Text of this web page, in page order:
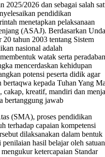
2025/2026 dan sebagai salah
pendidikan
menetapkan pelaksanaan
(ASAJ). Berdasarkan
tahun 2003 tentang Sistem
nasional adalah
watak serta peradaban
mencerdaskan kehidupan
potensi peserta didik agar
kepada Tuhan Yang
cakap, kreatif, mandiri dan
bertanggung jawab
(SMA), proses pendidikan
terhadap capaian kompetensi
dilaksanakan dalam bentuk
hasil belajar oleh satuan
ketercapaian Standar